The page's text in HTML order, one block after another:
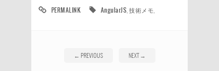
PERMALINK
AngularJS ,技術メモ
← PREVIOUS NEXT→